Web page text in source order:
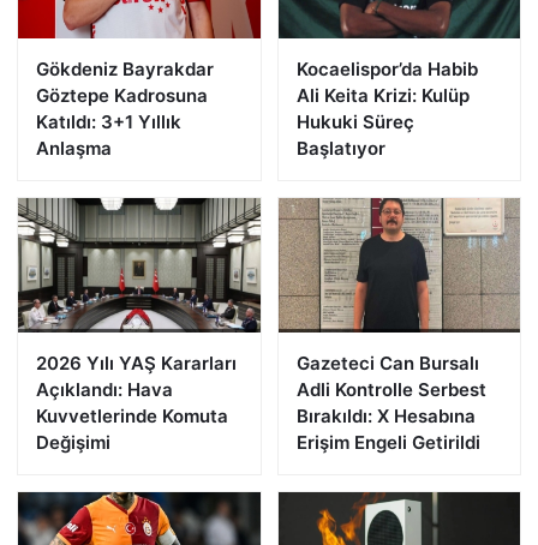
Gökdeniz Bayrakdar
Göztepe Kadrosuna
Katıldı: 3+1 Yıllık
Anlaşma
Kocaelispor’da Habib
Ali Keita Krizi: Kulüp
Hukuki Süreç
Başlatıyor
2026 Yılı YAŞ Kararları
Açıklandı: Hava
Kuvvetlerinde Komuta
Değişimi
Gazeteci Can Bursalı
Adli Kontrolle Serbest
Bırakıldı: X Hesabına
Erişim Engeli Getirildi